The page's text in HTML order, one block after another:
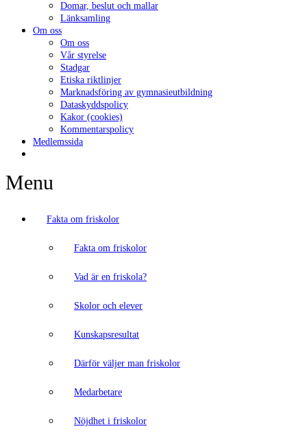
Domar, beslut och mallar
Länksamling
Om oss
Om oss
Vår styrelse
Stadgar
Etiska riktlinjer
Marknadsföring av gymnasieutbildning
Dataskyddspolicy
Kakor (cookies)
Kommentarspolicy
Medlemssida
Menu
Fakta om friskolor
Fakta om friskolor
Vad är en friskola?
Skolor och elever
Kunskapsresultat
Därför väljer man friskolor
Medarbetare
Nöjdhet i friskolor